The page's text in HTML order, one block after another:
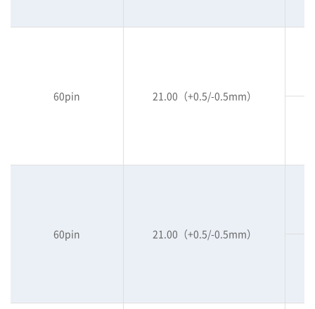
60pin 21.00（+0.5/-0.5mm）
60pin 21.00（+0.5/-0.5mm）